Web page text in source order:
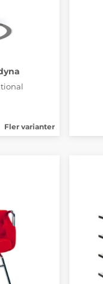
Fler varianter